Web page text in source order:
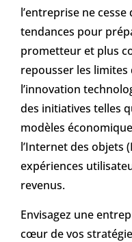
l’entreprise ne
tendances pour
prometteur et plus
repousser les limites
l’innovation
des initiatives telles
modèles
l’Internet des objets
expériences
revenus.
Envisagez une
cœur de vos